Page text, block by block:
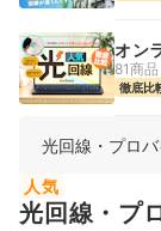
オン
81商品
徹底比
光回線・プロ
人気
光回線・プ